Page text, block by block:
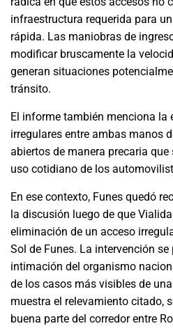
infraestructura requerida para
rápida. Las maniobras de
modificar bruscamente la
generan situaciones
tránsito.
El informe también menciona la
irregulares entre ambas manos
abiertos de manera precaria
uso cotidiano de los
En ese contexto, Funes quedó
la discusión luego de que
eliminación de un acceso
Sol de Funes. La intervención
intimación del organismo
de los casos más visibles de
muestra el relevamiento citado,
buena parte del corredor entre